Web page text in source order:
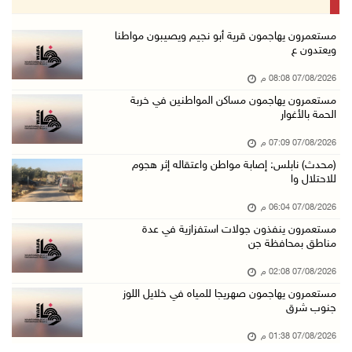
مستعمرون ينفذون جولات استفزازية في عدة مناطق ...
07/آب/2026 02:08 م
أمين عام الجامعة العربية يحذر من نهج إسرائيل ...
مستعمرون يهاجمون مجددا تجمع الكعابنة شرق الطي ...
07/آب/2026 12:08 م
أسعار النفط تواصل الصعود وسط مخاوف بشأن مستقب ...
07/آب/2026 10:12 ص
قوات الاحتلال تنصب حاجزا عسكريا شرق بيت لحم
مستعمرون يهاجمون قرية أبو نجيم ويصيبون مواطنا
ويعتدون ع
07/08/2026 08:08 م
مستعمرون يهاجمون مساكن المواطنين في خربة
الحمة بالأغوار
07/08/2026 07:09 م
(محدث) نابلس: إصابة مواطن واعتقاله إثر هجوم
للاحتلال وا
07/08/2026 06:04 م
مستعمرون ينفذون جولات استفزازية في عدة
مناطق بمحافظة جن
07/08/2026 02:08 م
مستعمرون يهاجمون صهريجا للمياه في خلايل اللوز
جنوب شرق
07/08/2026 01:38 م